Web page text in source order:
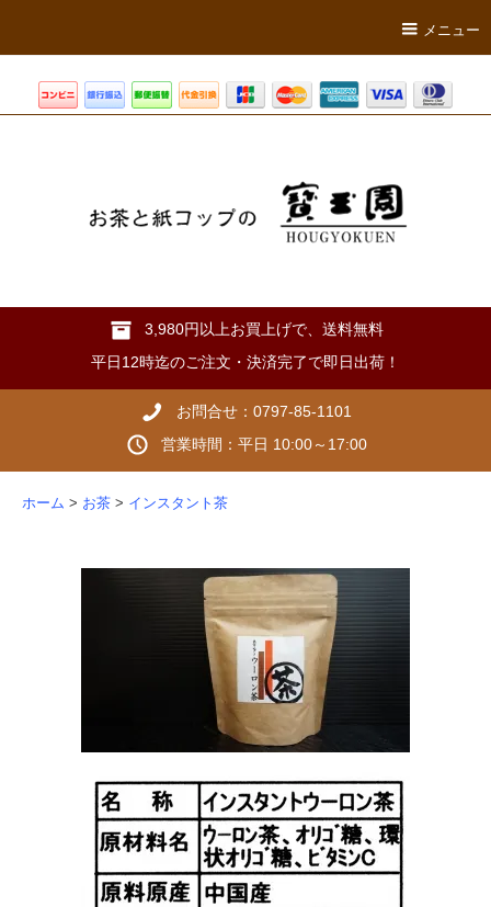
メニュー
3,980円以上お買上げで、送料無料
平日12時迄のご注文・決済完了で即日出荷！
お問合せ：0797-85-1101
営業時間：平日 10:00～17:00
ホーム > お茶 > インスタント茶